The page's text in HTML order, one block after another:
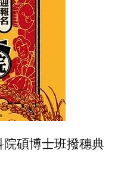
院碩博士班撥穗典